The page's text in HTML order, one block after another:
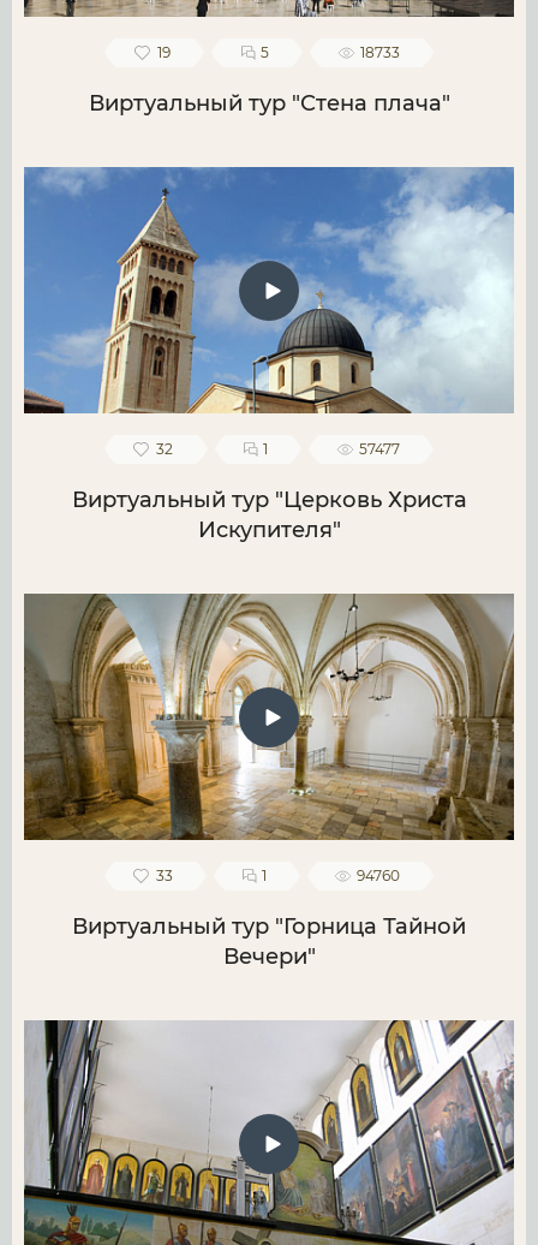
19 5 18733
Виртуальный тур "Стена плача"
32 1 57477
Виртуальный тур "Церковь Христа
Искупителя"
33 1 94760
Виртуальный тур "Горница Тайной
Вечери"